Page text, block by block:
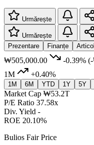
Urmărește
Urmărește
Prezentare
Finanțe
₩505,000.00 -0.39%
1M
+0.40%
1M 6M YTD 1Y 5Y
Market Cap ₩53.2T
P/E Ratio 37.58x
Div. Yield -
ROE 20.10%
Bulios Fair Price